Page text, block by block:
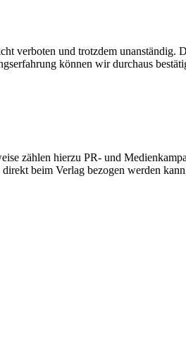
verboten und trotzdem unanständig.
können wir durchaus
zählen hierzu PR- und
beim Verlag bezogen werden